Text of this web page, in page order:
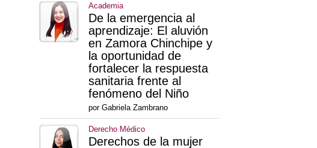
Academia
De la emergencia al
aprendizaje: El aluvión
en Zamora Chinchipe y
la oportunidad de
fortalecer la respuesta
sanitaria frente al
fenómeno del Niño
por Gabriela Zambrano
Derecho Médico
Derechos de la mujer